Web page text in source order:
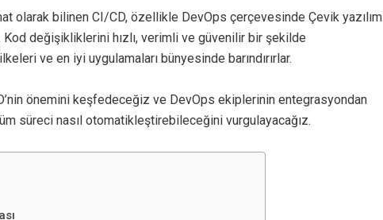
olarak bilinen CI/CD, özellikle DevOps çerçevesinde Çevik yazılım
Kod değişikliklerini hızlı, verimli ve güvenilir bir şekilde
ve en iyi uygulamaları bünyesinde barındırırlar.
önemini keşfedeceğiz ve DevOps ekiplerinin entegrasyondan
süreci nasıl otomatikleştirebileceğini vurgulayacağız.